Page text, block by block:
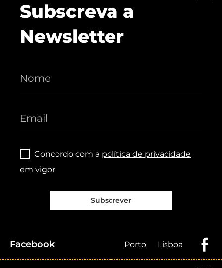
Subscreva a
Newsletter
Concordo com a política de privacidade
em vigor
Subscrever
Facebook Porto Lisboa